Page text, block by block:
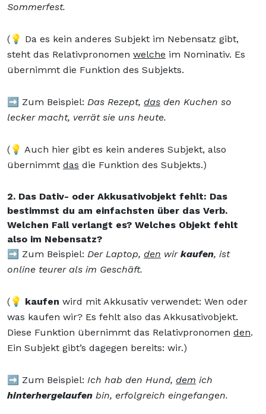
Sommerfest.
(💡 Da es kein anderes Subjekt im Nebensatz gibt,
steht das Relativpronomen welche im Nominativ. Es
übernimmt die Funktion des Subjekts.
➡️ Zum Beispiel: Das Rezept, das den Kuchen so
lecker macht, verrät sie uns heute.
(💡 Auch hier gibt es kein anderes Subjekt, also
übernimmt das die Funktion des Subjekts.)
2. Das Dativ- oder Akkusativobjekt fehlt: Das
bestimmst du am einfachsten über das Verb.
Welchen Fall verlangt es? Welches Objekt fehlt
also im Nebensatz?
➡️ Zum Beispiel: Der Laptop, den wir kaufen, ist
online teurer als im Geschäft.
(💡 kaufen wird mit Akkusativ verwendet: Wen oder
was kaufen wir? Es fehlt also das Akkusativobjekt.
Diese Funktion übernimmt das Relativpronomen den.
Ein Subjekt gibt’s dagegen bereits: wir.)
➡️ Zum Beispiel: Ich hab den Hund, dem ich
hinterhergelaufen bin, erfolgreich eingefangen.